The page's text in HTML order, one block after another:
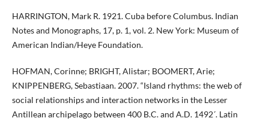
HARRINGTON, Mark R. 1921. Cuba before Columbus. Indian
Notes and Monographs, 17, p. 1, vol. 2. New York: Museum of
American Indian/Heye Foundation.
HOFMAN, Corinne; BRIGHT, Alistar; BOOMERT, Arie;
KNIPPENBERG, Sebastiaan. 2007. “Island rhythms: the web of
social relationships and interaction networks in the Lesser
Antillean archipelago between 400 B.C. and A.D. 1492´. Latin